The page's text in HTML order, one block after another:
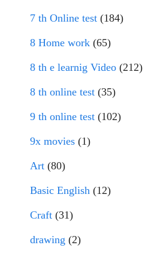
7 th Online test (184)
8 Home work (65)
8 th e learnig Video (212)
8 th online test (35)
9 th online test (102)
9x movies (1)
Art (80)
Basic English (12)
Craft (31)
drawing (2)